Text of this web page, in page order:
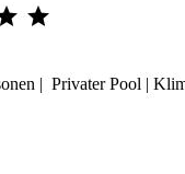

| Privater Pool |